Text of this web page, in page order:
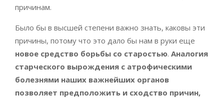
причинам.
Было бы в высшей степени важно знать, каковы эти
причины, потому что это дало бы нам в руки еще
новое средство борьбы со старостью. Аналогия
старческого вырождения с атрофическими
болезнями наших важнейших органов
позволяет предположить и сходство причин,